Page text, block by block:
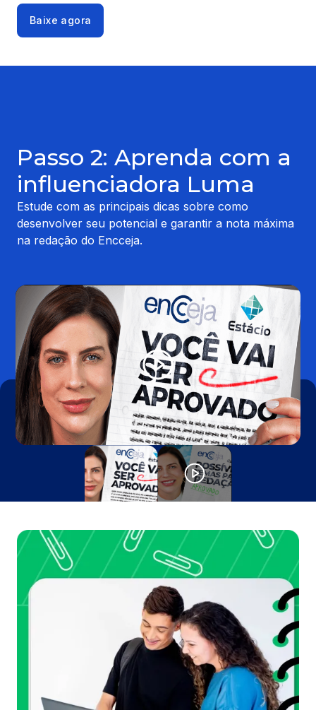
Baixe agora
Passo 2: Aprenda com a
influenciadora Luma
Estude com as principais dicas sobre como
desenvolver seu potencial e garantir a nota máxima
na redação do Encceja.